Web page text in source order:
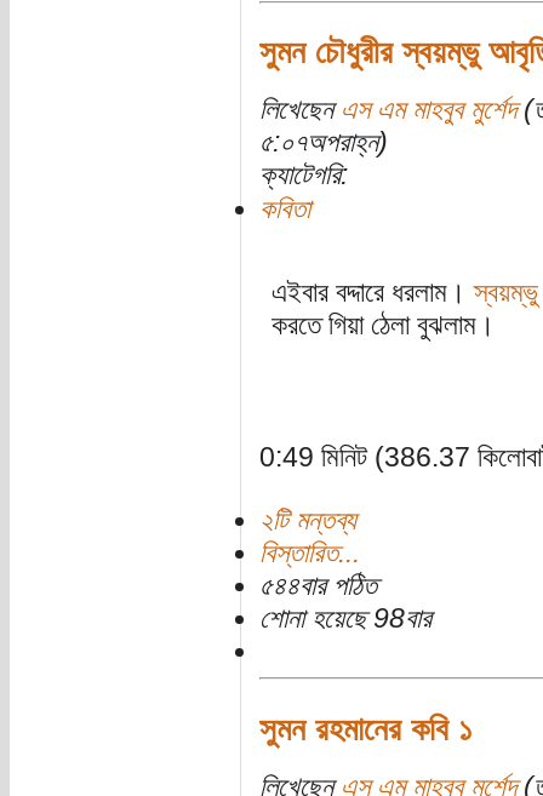
সুমন চৌধুরীর স্বয়ম্ভু
লিখেছেন এস এম মাহবুব মুর্শেদ
৫:০৭অপরাহ্ন)
ক্যাটেগরি:
কবিতা
এইবার বদ্দারে ধরলাম।স্বয়ম্ভু
করতে গিয়া ঠেলা বুঝলাম।
0:49 মিনিট (386.37
২টি মন্তব্য
বিস্তারিত...
৫৪৪বার পঠিত
শোনা হয়েছে 98বার
সুমন রহমানের কবি ১
লিখেছেন এস এম মাহবুব মুর্শেদ